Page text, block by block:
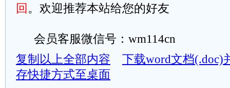
回 。欢迎推荐本站给您的好友
会员客服微信号：wm114cn
复制以上全部内容
下载word文档(.doc)
存快捷方式至桌面